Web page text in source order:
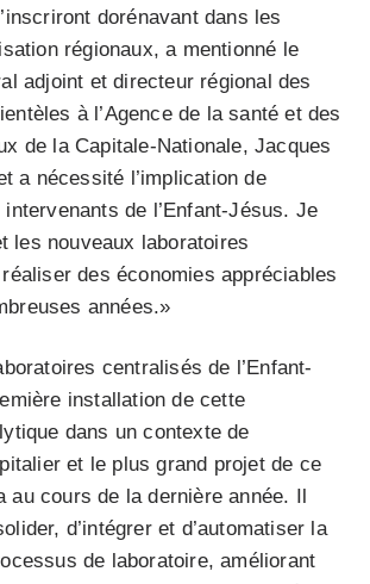
dorénavant dans les
régionaux, a mentionné le
adjoint et directeur régional des
à l’Agence de la santé et des
de la Capitale-Nationale, Jacques
a nécessité l’implication de
intervenants de l’Enfant-Jésus. Je
les nouveaux laboratoires
des économies appréciables
années.»
centralisés de l’Enfant-
installation de cette
dans un contexte de
et le plus grand projet de ce
au cours de la dernière année. Il
d’intégrer et d’automatiser la
de laboratoire, améliorant